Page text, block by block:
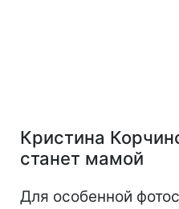
Кристина
станет мамой
Для особенной